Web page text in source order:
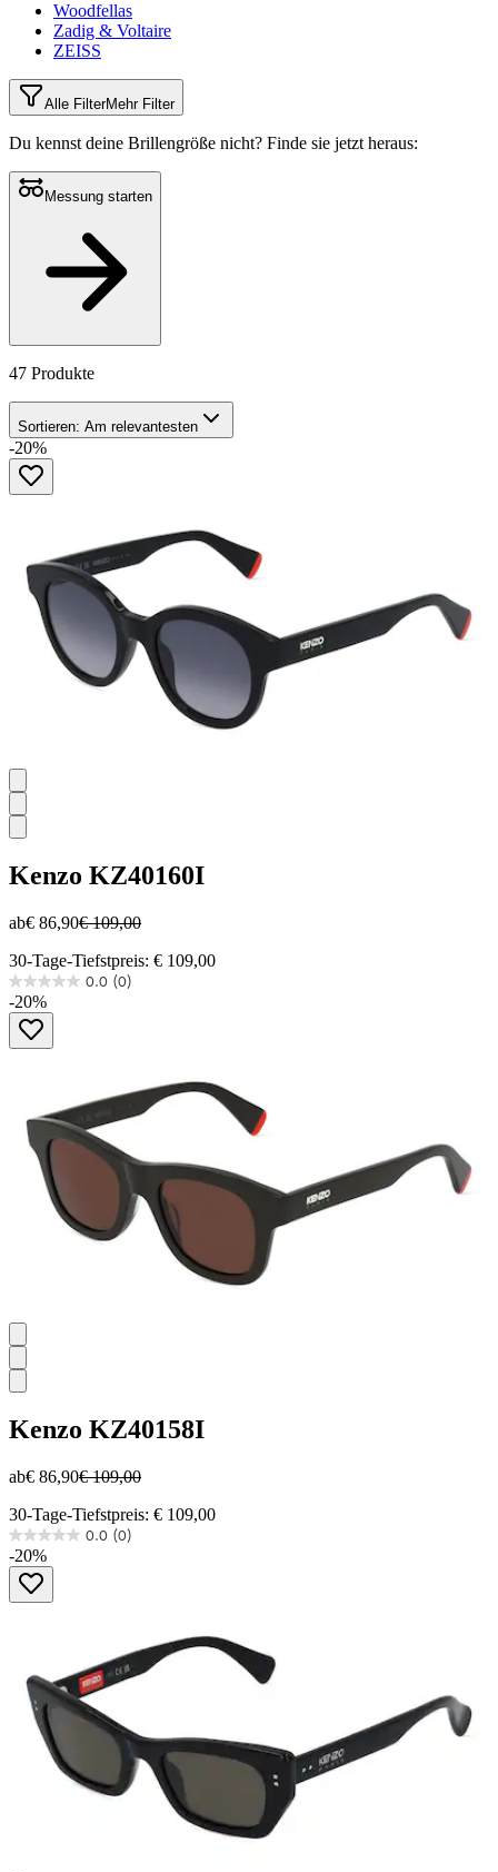
Woodfellas
Zadig & Voltaire
ZEISS
Alle FilterMehr Filter
Du kennst deine Brillengröße nicht? Finde sie jetzt heraus:
Messung starten
47 Produkte
Sortieren: Am relevantesten
-20%
Kenzo KZ40160I
ab€ 86,90€ 109,00
30-Tage-Tiefstpreis: € 109,00
0.0 (0)
0.0
von
Sternen.
-20%
Kenzo KZ40158I
ab€ 86,90€ 109,00
30-Tage-Tiefstpreis: € 109,00
0.0 (0)
0.0
von
Sternen.
-20%